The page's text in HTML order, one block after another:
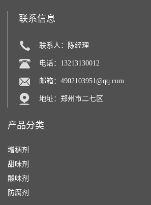
联系信息
联系人：陈经理
电话：13213130012
邮箱： 4902103951@qq.com
地址：郑州市二七区
产品分类
增稠剂
甜味剂
酸味剂
防腐剂